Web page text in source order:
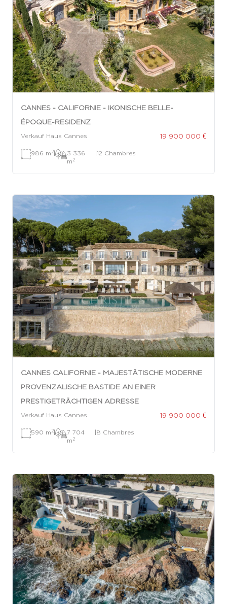
CANNES - CALIFORNIE - IKONISCHE BELLE-
ÉPOQUE-RESIDENZ
Verkauf Haus Cannes 19 900 000 €
986 m 2|
3 336
m 2
|12 Chambres
CANNES CALIFORNIE - MAJESTÄTISCHE MODERNE
PROVENZALISCHE BASTIDE AN EINER
PRESTIGETRÄCHTIGEN ADRESSE
Verkauf Haus Cannes 19 900 000 €
590 m 2|
7 704
m 2
|8 Chambres